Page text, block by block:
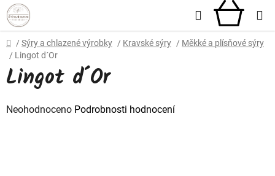
Přejít
na
obsah
Hledat
Domů
/ Sýry a chlazené výrobky / Kravské sýry / Měkké a plísňové sýry
/ Lingot d´Or
Lingot d´Or
Průměrné
Neohodnoceno Podrobnosti hodnocení